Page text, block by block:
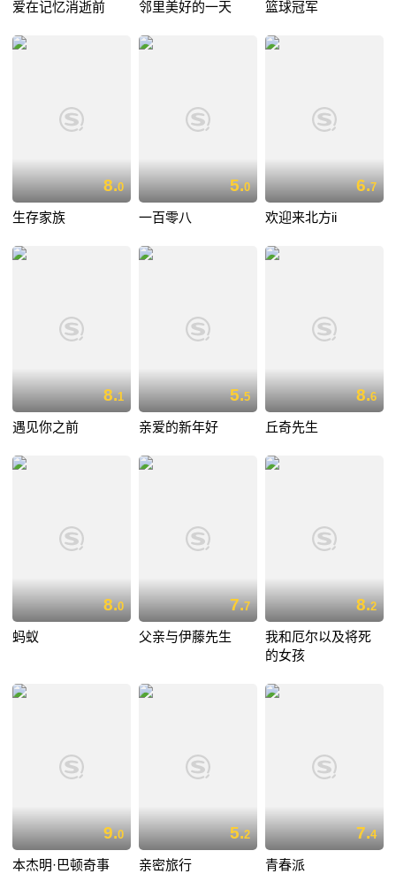
爱在记忆消逝前 邻里美好的一天 篮球冠军
8.0
生存家族
5.0
一百零八
6.7
欢迎来北方ii
8.1
遇见你之前
5.5
亲爱的新年好
8.6
丘奇先生
8.0
蚂蚁
7.7
父亲与伊藤先生
8.2
我和厄尔以及将死
的女孩
9.0
本杰明·巴顿奇事
5.2
亲密旅行
7.4
青春派